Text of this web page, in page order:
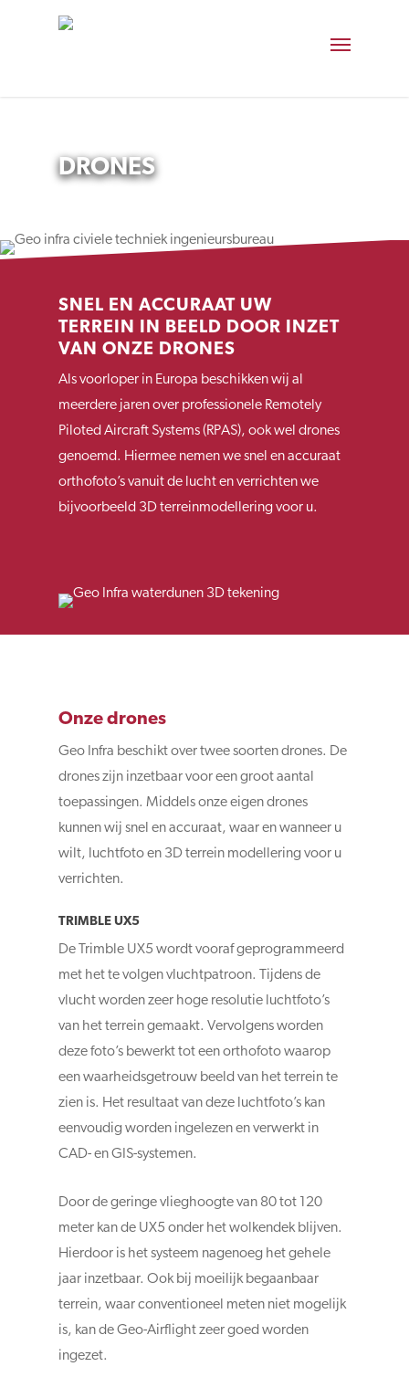
DRONES
SNEL EN ACCURAAT UW
TERREIN IN BEELD DOOR INZET
VAN ONZE DRONES
Als voorloper in Europa beschikken wij al
meerdere jaren over professionele Remotely
Piloted Aircraft Systems (RPAS), ook wel drones
genoemd. Hiermee nemen we snel en accuraat
orthofoto’s vanuit de lucht en verrichten we
bijvoorbeeld 3D terreinmodellering voor u.
Onze drones
Geo Infra beschikt over twee soorten drones. De
drones zijn inzetbaar voor een groot aantal
toepassingen. Middels onze eigen drones
kunnen wij snel en accuraat, waar en wanneer u
wilt, luchtfoto en 3D terrein modellering voor u
verrichten.
TRIMBLE UX5
De Trimble UX5 wordt vooraf geprogrammeerd
met het te volgen vluchtpatroon. Tijdens de
vlucht worden zeer hoge resolutie luchtfoto’s
van het terrein gemaakt. Vervolgens worden
deze foto’s bewerkt tot een orthofoto waarop
een waarheidsgetrouw beeld van het terrein te
zien is. Het resultaat van deze luchtfoto’s kan
eenvoudig worden ingelezen en verwerkt in
CAD- en GIS-systemen.
Door de geringe vlieghoogte van 80 tot 120
meter kan de UX5 onder het wolkendek blijven.
Hierdoor is het systeem nagenoeg het gehele
jaar inzetbaar. Ook bij moeilijk begaanbaar
terrein, waar conventioneel meten niet mogelijk
is, kan de Geo-Airflight zeer goed worden
ingezet.